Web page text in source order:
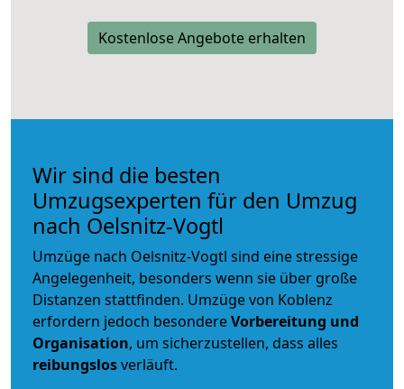
Kostenlose Angebote erhalten
Wir sind die besten
Umzugsexperten für den Umzug
nach Oelsnitz-Vogtl
Umzüge nach Oelsnitz-Vogtl sind eine stressige
Angelegenheit, besonders wenn sie über große
Distanzen stattfinden. Umzüge von Koblenz
erfordern jedoch besondereVorbereitung und
Organisation, um sicherzustellen, dass alles
reibungslosverläuft.